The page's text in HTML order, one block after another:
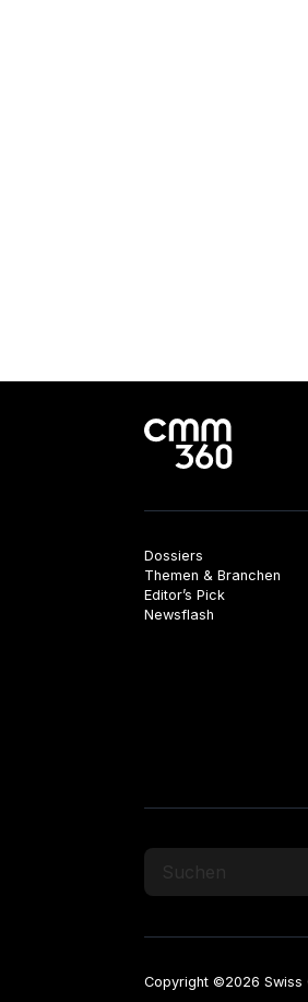
Dossiers
Themen & Branchen
Editor’s Pick
Newsflash
Copyright ©2026 Swiss